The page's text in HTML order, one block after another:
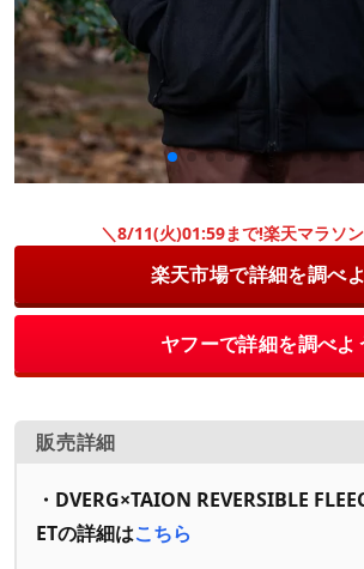
＼8/11(火)01:59まで!楽天マラソ
楽天市場で詳細を調べ
ヤフーで詳細を調べよ
販売詳細
・DVERG×TAION REVERSIBLE
ETの詳細はこちら